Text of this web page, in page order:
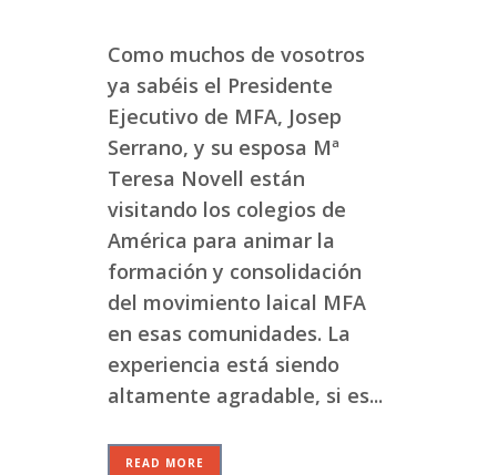
Como muchos de vosotros
ya sabéis el Presidente
Ejecutivo de MFA, Josep
Serrano, y su esposa Mª
Teresa Novell están
visitando los colegios de
América para animar la
formación y consolidación
del movimiento laical MFA
en esas comunidades. La
experiencia está siendo
altamente agradable, si es...
READ MORE